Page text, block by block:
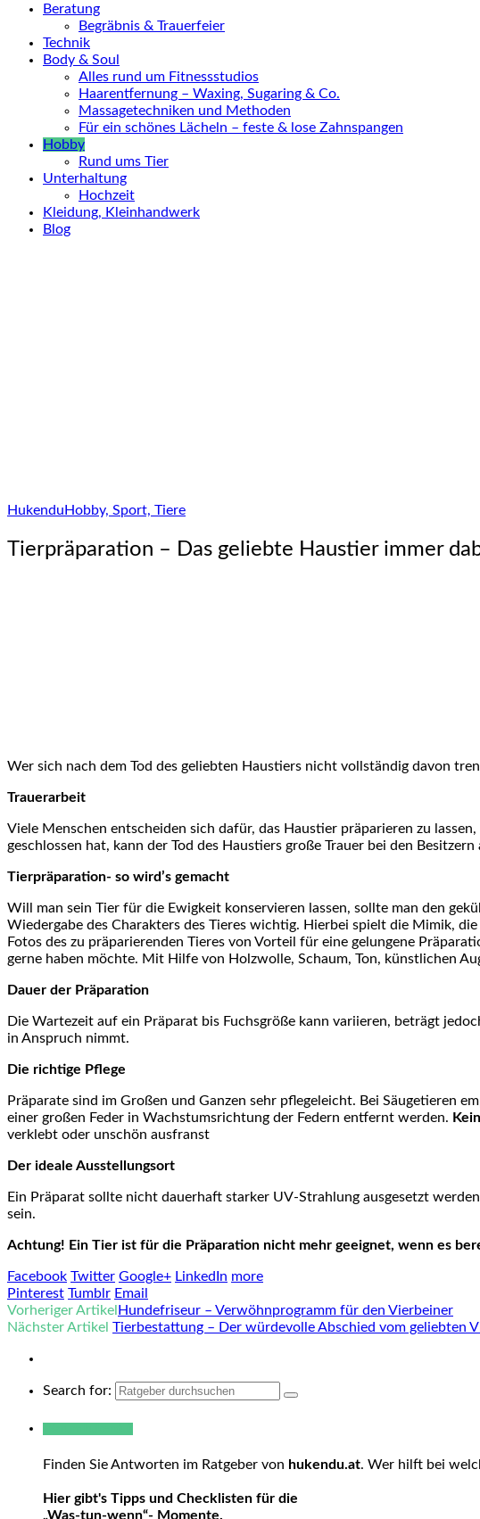
Beratung
Begräbnis & Trauerfeier
Technik
Body & Soul
Alles rund um Fitnessstudios
Haarentfernung – Waxing, Sugaring & Co.
Massagetechniken und Methoden
Für ein schönes Lächeln – feste & lose Zahnspangen
Hobby
Rund ums Tier
Unterhaltung
Hochzeit
Kleidung, Kleinhandwerk
Blog
Hukendu Hobby, Sport, Tiere
Tierpräparation – Das geliebte Haustier immer
Wer sich nach dem Tod des geliebten Haustiers nicht vollständig davon
Trauerarbeit
Viele Menschen entscheiden sich dafür, das Haustier präparieren zu
geschlossen hat, kann der Tod des Haustiers große Trauer bei den
Tierpräparation- so wird’s gemacht
Will man sein Tier für die Ewigkeit konservieren lassen, sollte man den
Wiedergabe des Charakters des Tieres wichtig. Hierbei spielt die Mimik,
Fotos des zu präparierenden Tieres von Vorteil für eine gelungene
gerne haben möchte. Mit Hilfe von Holzwolle, Schaum, Ton, künstlichen
Dauer der Präparation
Die Wartezeit auf ein Präparat bis Fuchsgröße kann variieren, beträgt
in Anspruch nimmt.
Die richtige Pflege
Präparate sind im Großen und Ganzen sehr pflegeleicht. Bei Säugetieren
einer großen Feder in Wachstumsrichtung der Federn entfernt werden.
verklebt oder unschön ausfranst
Der ideale Ausstellungsort
Ein Präparat sollte nicht dauerhaft starker UV-Strahlung ausgesetzt
sein.
Achtung! Ein Tier ist für die Präparation nicht mehr geeignet, wenn es
Facebook Twitter Google+ LinkedIn more
Pinterest Tumblr Email
Vorheriger Artikel Hundefriseur – Verwöhnprogramm für den Vierbeiner
Nächster Artikel Tierbestattung – Der würdevolle Abschied vom geliebten
Search for:
Finden Sie Antworten im Ratgeber von hukendu.at. Wer hilft bei
Hier gibt's Tipps und Checklisten für die
„Was-tun-wenn“- Momente.